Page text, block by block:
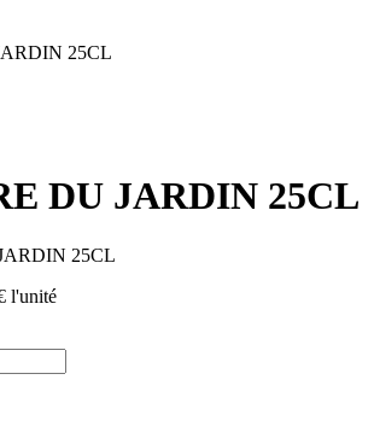
25CL
DU JARDIN 25CL
l'unité